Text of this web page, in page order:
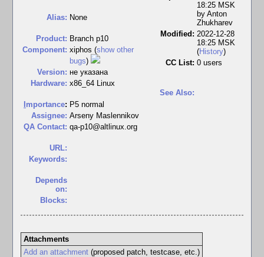
Alias: None
Product: Branch p10
Component: xiphos (show other
bugs)
Version: не указана
Hardware: x86_64 Linux
mportance: P5 normal
Assignee: Arseny Maslennikov
QA Contact: qa-p10@altlinux.org
URL:
Keywords:
Depends
on:
Blocks:
18:25 MSK
by Anton
Zhukharev
Modified: 2022-12-28
18:25 MSK
(History)
CC List: 0 users
See Also:
Attachments
Add an attachment(proposed patch, testcase, etc.)